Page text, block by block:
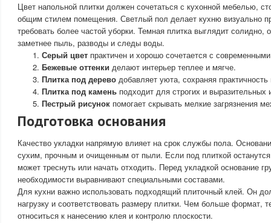
Цвет напольной плитки должен сочетаться с кухонной мебелью,
общим стилем помещения. Светлый пол делает кухню визуально
требовать более частой уборки. Темная плитка выглядит солидно,
заметнее пыль, разводы и следы воды.
Серый цвет практичен и хорошо сочетается с
Бежевые оттенки делают интерьер теплее и мягче.
Плитка под дерево добавляет уюта, сохраняя
Плитка под камень подходит для строгих и выразительных
Пестрый рисунок помогает скрывать мелкие загрязнения
Подготовка основания
Качество укладки напрямую влияет на срок службы пола.
сухим, прочным и очищенным от пыли. Если под плиткой
может треснуть или начать отходить. Перед укладкой основание
необходимости выравнивают специальными составами.
Для кухни важно использовать подходящий плиточный клей. Он
нагрузку и соответствовать размеру плитки. Чем больше формат,
относиться к нанесению клея и контролю плоскости.